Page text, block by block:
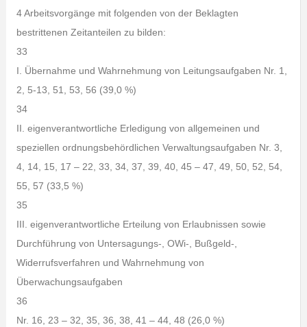
4 Arbeitsvorgänge mit folgenden von der Beklagten
bestrittenen Zeitanteilen zu bilden:
33
I. Übernahme und Wahrnehmung von Leitungsaufgaben Nr. 1,
2, 5-13, 51, 53, 56 (39,0 %)
34
II. eigenverantwortliche Erledigung von allgemeinen und
speziellen ordnungsbehördlichen Verwaltungsaufgaben Nr. 3,
4, 14, 15, 17 – 22, 33, 34, 37, 39, 40, 45 – 47, 49, 50, 52, 54,
55, 57 (33,5 %)
35
III. eigenverantwortliche Erteilung von Erlaubnissen sowie
Durchführung von Untersagungs-, OWi-, Bußgeld-,
Widerrufsverfahren und Wahrnehmung von
Überwachungsaufgaben
36
Nr. 16, 23 – 32, 35, 36, 38, 41 – 44, 48 (26,0 %)